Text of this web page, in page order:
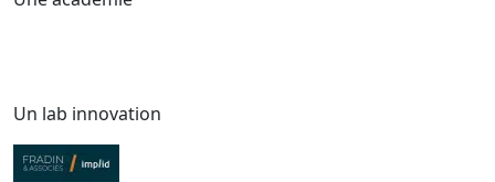
Un lab innovation